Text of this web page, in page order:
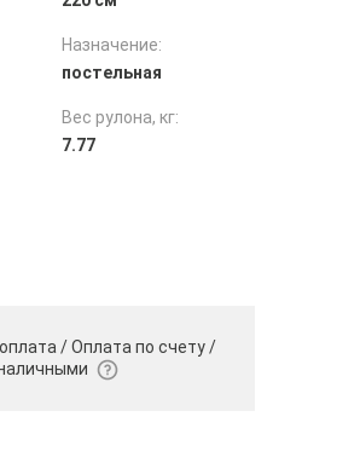
Назначение:
постельная
Вес рулона, кг:
7.77
/ Оплата по счету /